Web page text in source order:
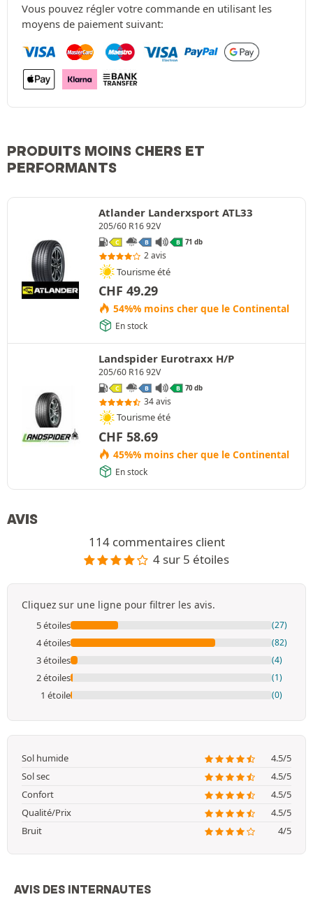
Vous pouvez régler votre commande en utilisant les
moyens de paiement suivant:
PRODUITS MOINS CHERS ET
PERFORMANTS
Atlander Landerxsport ATL33
205/60 R16 92V
C B B 71 db
2 avis
Tourisme été
CHF 49.29
54%% moins cher que le Continental
En stock
Landspider Eurotraxx H/P
205/60 R16 92V
C B B 70 db
34 avis
Tourisme été
CHF 58.69
45%% moins cher que le Continental
En stock
AVIS
114 commentaires client
4 sur 5 étoiles
Cliquez sur une ligne pour filtrer les avis.
5 étoiles (27)
4 étoiles (82)
3 étoiles (4)
2 étoiles (1)
1 étoile (0)
Sol humide
4.5/5
Sol sec
4.5/5
Confort
4.5/5
Qualité/Prix
4.5/5
Bruit
4/5
AVIS DES INTERNAUTES